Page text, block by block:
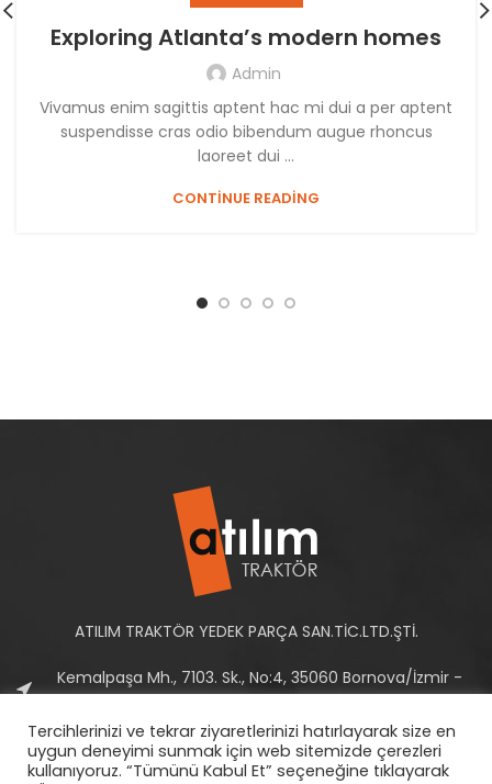
Exploring Atlanta’s modern homes
Admin
Vivamus enim sagittis aptent hac mi dui a per aptent
suspendisse cras odio bibendum augue rhoncus
laoreet dui ...
CONTINUE READING
ATILIM TRAKTÖR YEDEK PARÇA SAN.TİC.LTD.ŞTİ.
Kemalpaşa Mh., 7103. Sk., No:4, 35060 Bornova/İzmir -
Tel: +90 232 458 10 93-94
Tercihlerinizi ve tekrar ziyaretlerinizi hatırlayarak size en
uygun deneyimi sunmak için web sitemizde çerezleri
kullanıyoruz. “Tümünü Kabul Et” seçeneğine tıklayarak